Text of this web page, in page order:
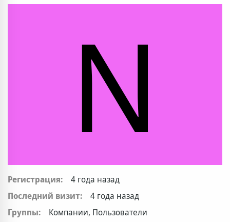
N
Регистрация:
4 года назад
Последний визит:
4 года назад
Группы:
Компании, Пользователи